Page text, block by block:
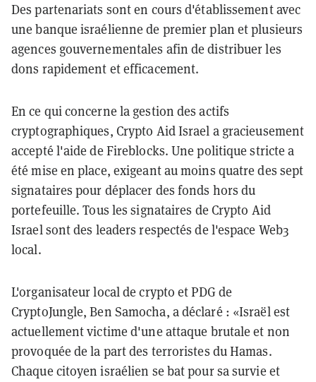
Des partenariats sont en cours d'établissement avec
une banque israélienne de premier plan et plusieurs
agences gouvernementales afin de distribuer les
dons rapidement et efficacement.
En ce qui concerne la gestion des actifs
cryptographiques, Crypto Aid Israel a gracieusement
accepté l'aide de Fireblocks. Une politique stricte a
été mise en place, exigeant au moins quatre des sept
signataires pour déplacer des fonds hors du
portefeuille. Tous les signataires de Crypto Aid
Israel sont des leaders respectés de l'espace Web3
local.
L'organisateur local de crypto et PDG de
CryptoJungle, Ben Samocha, a déclaré : «Israël est
actuellement victime d'une attaque brutale et non
provoquée de la part des terroristes du Hamas.
Chaque citoyen israélien se bat pour sa survie et